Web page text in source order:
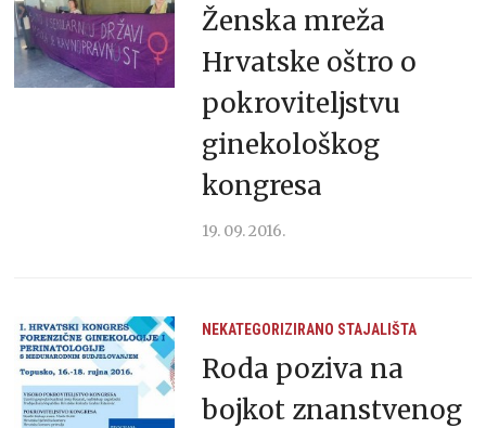
Ženska mreža
Hrvatske oštro o
pokroviteljstvu
ginekološkog
kongresa
19. 09. 2016.
NEKATEGORIZIRANO STAJALIŠTA
Roda poziva na
bojkot znanstvenog